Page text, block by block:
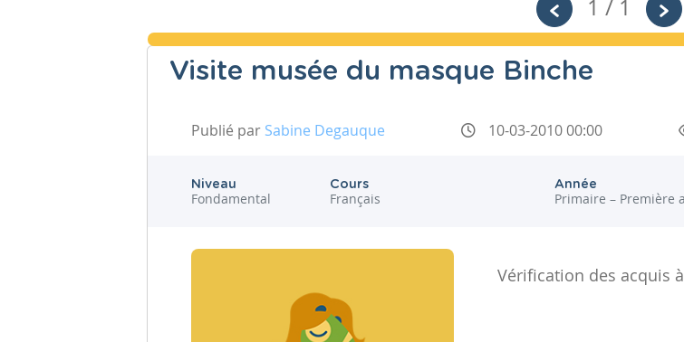
1 / 1
Visite musée du masque Binche
Publié par Sabine Degauque 10-03-2010 00:00
Niveau
Fondamental
Cours
Français
Année
Primaire – Première
Vérification des acquis